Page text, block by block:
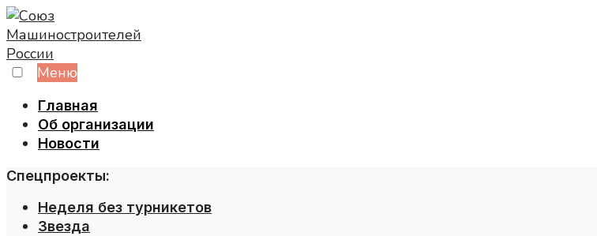
Skip
to
content
Меню
Главная
Об организации
Новости
Спецпроекты:
Неделя без турникетов
Звезда